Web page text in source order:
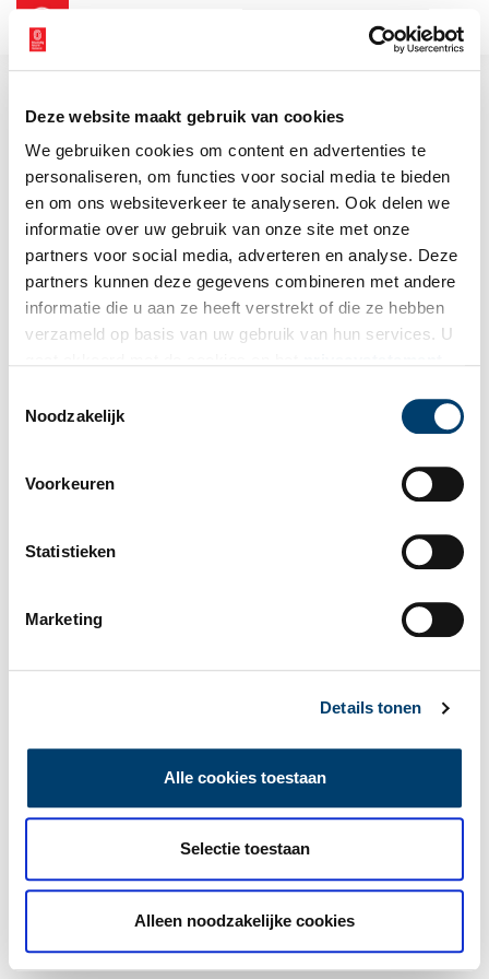
Deze website maakt gebruik van cookies
We gebruiken cookies om content en advertenties te
personaliseren, om functies voor social media te bieden
en om ons websiteverkeer te analyseren. Ook delen we
informatie over uw gebruik van onze site met onze
partners voor social media, adverteren en analyse. Deze
partners kunnen deze gegevens combineren met andere
informatie die u aan ze heeft verstrekt of die ze hebben
verzameld op basis van uw gebruik van hun services. U
Noodzakelijk
Voorkeuren
Statistieken
Marketing
Details tonen
Alle cookies toestaan
Selectie toestaan
Alleen noodzakelijke cookies